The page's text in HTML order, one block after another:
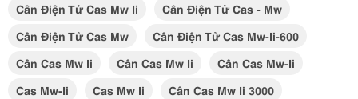
Cân Điện Tử Cas Mw Ii
Cân Điện Tử Cas - Mw
Cân Điện Tử Cas Mw
Cân Điện Tử Cas Mw-Ii-600
Cân Cas Mw Ii
Cân Cas Mw Ii
Cân Cas Mw-Ii
Cas Mw-Ii
Cas Mw Ii
Cân Cas Mw Ii 3000